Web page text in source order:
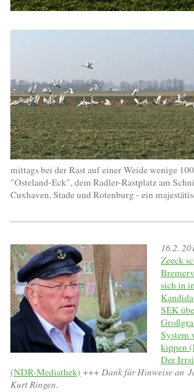
mittags bei der Rast auf einer Weide wenige
"Osteland-Eck", dem Radler-Rastplatz am
Cuxhaven, Stade und Rotenburg - ein
16.2.
Zeeck
sich in
SEK
System
kippen
Der
(NDR-Mediathek) +++ Dank für Hinweise an
Kurt Ringen.